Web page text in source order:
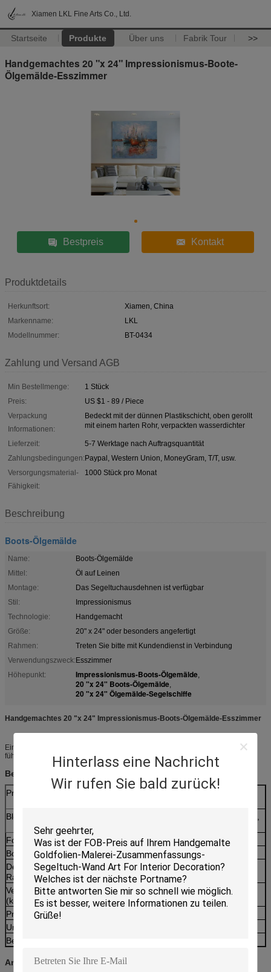
Xiamen LKL Fine Arts Co., Ltd.
Startseite Produkte Über uns Fabrik Tour >>
Hinterlass eine Nachricht
Wir rufen Sie bald zurück!
Handgemachtes 20 "x 24" Impressionismus-Boote-
Ölgemälde-Esszimmer
Bestpreis Kontakt
Produktdetails
Herkunftsort:
Xiamen, China
Markenname:
LKL
Modellnummer:
BT-0434
Zahlung und Versand AGB
Min Bestellmenge:
1 Stück
Preis:
US $1 - 89 / Piece
Verpackung
Informationen:
Bedeckt mit der dünnen Plastikschicht, oben gerollt
mit einem harten Rohr, verpackten wasserdichter
Lieferzeit:
5-7 Werktage nach Auftragsquantität
Zahlungsbedingungen:Paypal, Western Union, MoneyGram, T/T, usw.
Versorgungsmaterial-
Fähigkeit:
1000 Stück pro Monat
Beschreibung
Boots-Ölgemälde
Name:
Boots-Ölgemälde
Mittel:
Öl auf Leinen
Montage:
Das Segeltuchausdehnen ist verfügbar
Stil:
Impressionismus
Technologie:
Handgemacht
Größe:
20" x 24" oder besonders angefertigt
Rahmen:
Treten Sie bitte mit Kundendienst in Verbindung
Verwendungszweck:Esszimmer
Höhepunkt:
Impressionismus-Boots-Ölgemälde,
20 "x 24" Boots-Ölgemälde,
20 "x 24" Ölgemälde-Segelschiffe
Handgemachtes 20 "x 24" Impressionismus-Boots-Ölgemälde-Esszimmer
Einzigartiges Design und ausgereifte Technik,
führt den Modetrend der Branche an
Beschreibung von
Produktname
Bleib dran
Verwaltungsraum
Form
Horizontal
Boot
100 % handgemalt auf Leinwand
Dehnung /
Rahmen
Leinwand auf Holzleisten gespannt
Versandgewicht
(kg)
0,25
Produktionszeit
Unterschrift
Beispielzeit
Anwendungen vonBoote Ölgemälde